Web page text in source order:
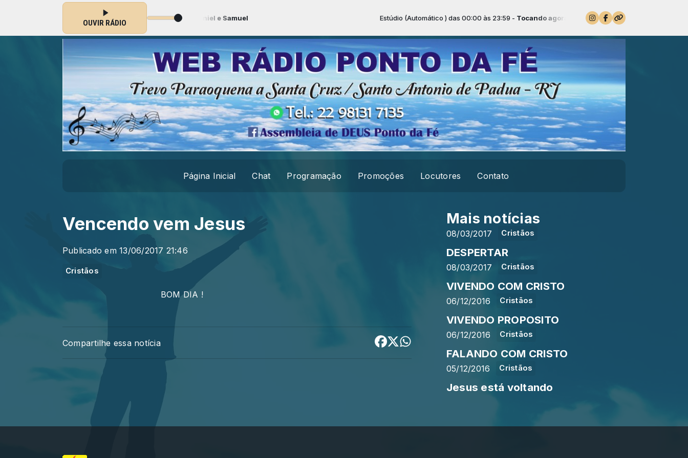
OUVIR RÁDIO
(Automático ) das 00:00 às 23:59 - Tocando agora: Daniel e Samuel Estúdio (Automático ) das 00:00 às 23:59 -Tocando agora: Daniel e Samuel
Página Inicial Chat Programação Promoções Locutores Contato
Vencendo vem Jesus
Publicado em 13/06/2017 21:46
Cristãos
BOM DIA !
Compartilhe essa notícia
Mais notícias
Cristãos
08/03/2017
DESPERTAR
Cristãos
08/03/2017
VIVENDO COM CRISTO
Cristãos
06/12/2016
VIVENDO PROPOSITO
Cristãos
06/12/2016
FALANDO COM CRISTO
Cristãos
05/12/2016
Jesus está voltando